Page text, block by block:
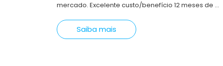
mercado. Excelente custo/benefício 12 meses de ...
Saiba mais